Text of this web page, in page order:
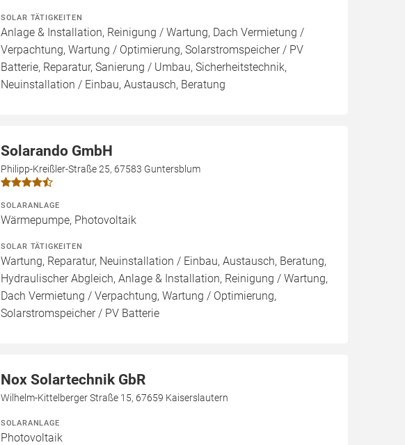
SOLAR TÄTIGKEITEN
Anlage & Installation, Reinigung / Wartung, Dach Vermietung /
Verpachtung, Wartung / Optimierung, Solarstromspeicher / PV
Batterie, Reparatur, Sanierung / Umbau, Sicherheitstechnik,
Neuinstallation / Einbau, Austausch, Beratung
Solarando GmbH
Philipp-Kreißler-Straße 25, 67583 Guntersblum
SOLARANLAGE
Wärmepumpe, Photovoltaik
SOLAR TÄTIGKEITEN
Wartung, Reparatur, Neuinstallation / Einbau, Austausch, Beratung,
Hydraulischer Abgleich, Anlage & Installation, Reinigung / Wartung,
Dach Vermietung / Verpachtung, Wartung / Optimierung,
Solarstromspeicher / PV Batterie
Nox Solartechnik GbR
Wilhelm-Kittelberger Straße 15, 67659 Kaiserslautern
SOLARANLAGE
Photovoltaik